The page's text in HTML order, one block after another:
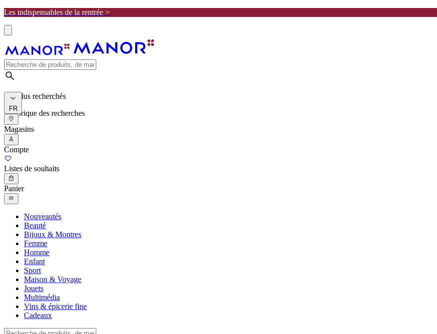
Les indispensables de la rentrée >
Les plus recherchés
Historique des recherches
FR
Magasins
Compte
Listes de souhaits
Panier
Nouveautés
Beauté
Bijoux & Montres
Femme
Homme
Enfant
Sport
Maison & Voyage
Jouets
Multimédia
Vins & épicerie fine
Cadeaux